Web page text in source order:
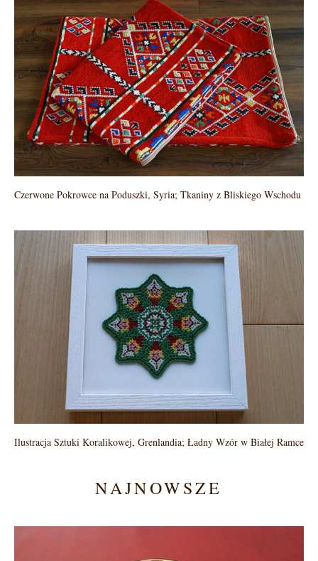
Czerwone Pokrowce na Poduszki, Syria; Tkaniny z Bliskiego Wschodu
Ilustracja Sztuki Koralikowej, Grenlandia; Ładny Wzór w Białej Ramce
NAJNOWSZE